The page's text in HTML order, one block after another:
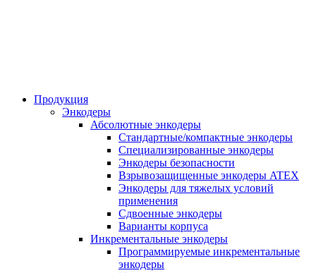
Продукция
Энкодеры
Абсолютные энкодеры
Стандартные/компактные энкодеры
Специализированные энкодеры
Энкодеры безопасности
Взрывозащищенные энкодеры ATEX
Энкодеры для тяжелых условий
применения
Сдвоенные энкодеры
Варианты корпуса
Инкрементальные энкодеры
Программируемые инкрементальные
энкодеры